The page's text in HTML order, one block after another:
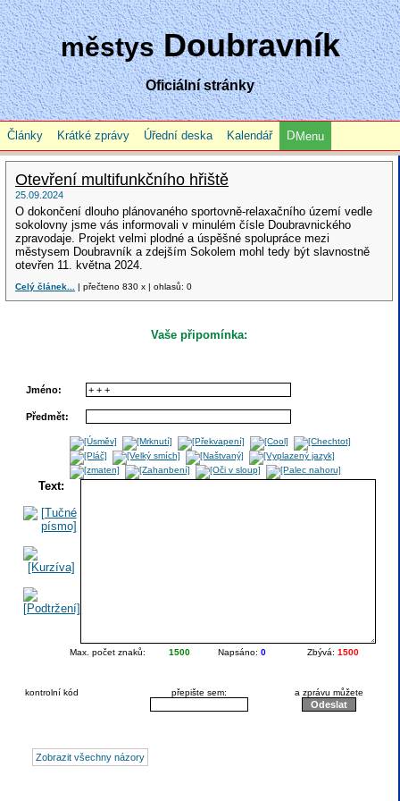
městysDoubravník
Oficiální stránky
Články Krátké zprávy Úřední deska Kalendář Menu
Otevření multifunkčního hřiště
25.09.2024
O dokončení dlouho plánovaného sportovně-relaxačního území vedle
sokolovny jsme vás informovali v minulém čísle Doubravnického
zpravodaje. Projekt velmi plodné a úspěšné spolupráce mezi
městysem Doubravník a zdejším Sokolem mohl tedy být slavnostně
otevřen 11. května 2024.
Celý článek... | přečteno 830 x | ohlasů: 0
Vaše připomínka:
Jméno:
Předmět:
Text:
Max. počet znaků: 1500 Napsáno: 0 Zbývá: 1500
kontrolní kód přepište sem: a zprávu můžete